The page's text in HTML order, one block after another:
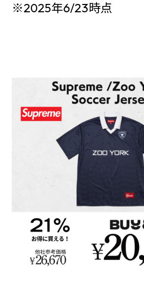
※2025年6/23時点